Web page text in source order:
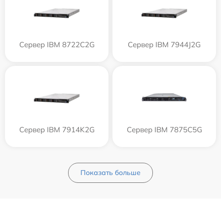
Сервер IBM 8722C2G Сервер IBM 7944J2G
Сервер IBM 7914K2G Сервер IBM 7875C5G
Показать больше